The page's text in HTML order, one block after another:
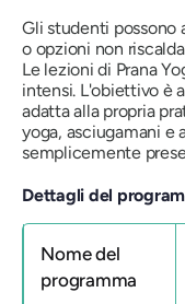
Gli studenti possono
o opzioni non
Le lezioni di Prana
intensi. L'obiettivo è
adatta alla propria
yoga, asciugamani e
semplicemente
Dettagli del
Nome del
programma